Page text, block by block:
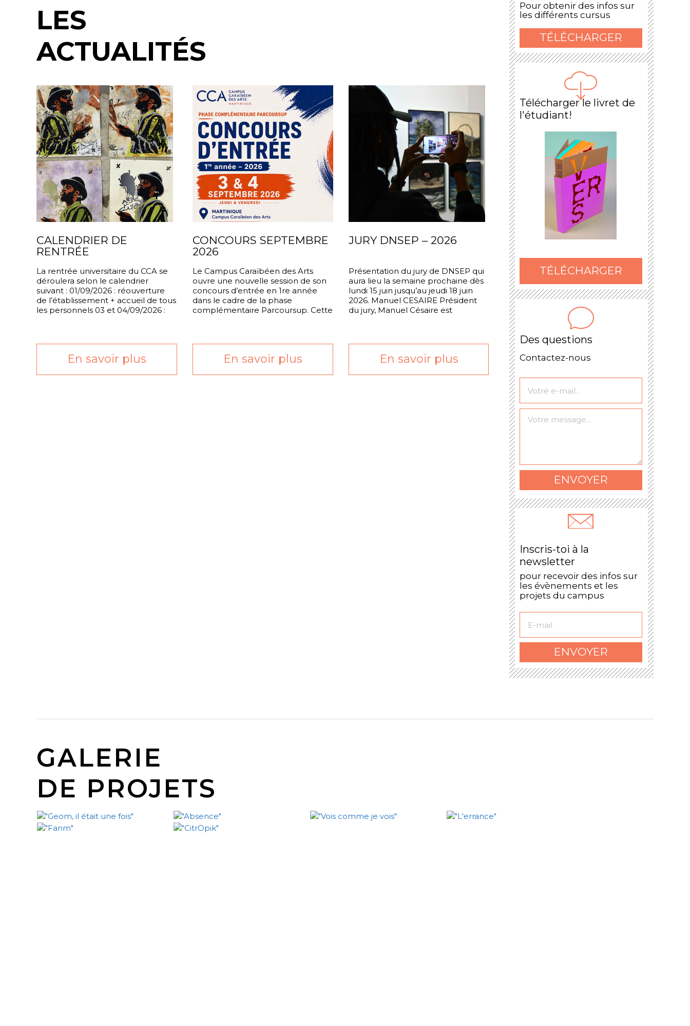
LES
ACTUALITÉS
CALENDRIER DE
RENTRÉE
La rentrée universitaire du CCA se
déroulera selon le calendrier
suivant : 01/09/2026 : réouverture
de l’établissement + accueil de tous
les personnels 03 et 04/09/2026 :
En savoir plus
CONCOURS SEPTEMBRE
2026
Le Campus Caraïbéen des Arts
ouvre une nouvelle session de son
concours d’entrée en 1re année
dans le cadre de la phase
complémentaire Parcoursup. Cette
En savoir plus
JURY DNSEP – 2026
Présentation du jury de DNSEP qui
aura lieu la semaine prochaine dès
lundi 15 juin jusqu’au jeudi 18 juin
2026. Manuel CESAIRE Président
du jury, Manuel Césaire est
En savoir plus
Pour obtenir des infos sur
les différents cursus
TÉLÉCHARGER
Télécharger le livret de
l'étudiant!
TÉLÉCHARGER
Des questions
Contactez-nous
Le formulaire a bien
été envoyé.
ENVOYER
Inscris-toi à la
newsletter
pour recevoir des infos sur
les évènements et les
projets du campus
Le formulaire a bien
ENVOYER
GALERIE
DE PROJETS